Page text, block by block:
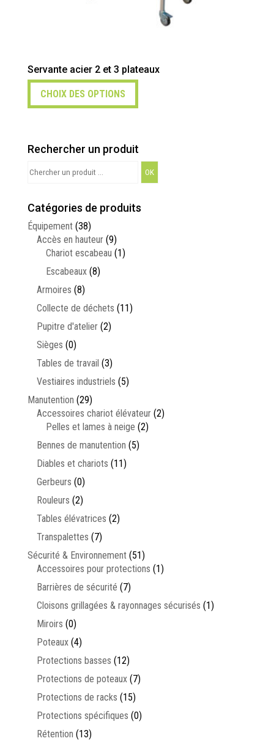
Servante acier 2 et 3 plateaux
CHOIX DES OPTIONS
Rechercher un produit
Search
Catégories de produits
Équipement (38)
Accès en hauteur (9)
Chariot escabeau (1)
Escabeaux (8)
Armoires (8)
Collecte de déchets (11)
Pupitre d'atelier (2)
Sièges (0)
Tables de travail (3)
Vestiaires industriels (5)
Manutention (29)
Accessoires chariot élévateur (2)
Pelles et lames à neige (2)
Bennes de manutention (5)
Diables et chariots (11)
Gerbeurs (0)
Rouleurs (2)
Tables élévatrices (2)
Transpalettes (7)
Sécurité & Environnement (51)
Accessoires pour protections (1)
Barrières de sécurité (7)
Cloisons grillagées & rayonnages sécurisés (1)
Miroirs (0)
Poteaux (4)
Protections basses (12)
Protections de poteaux (7)
Protections de racks (15)
Protections spécifiques (0)
Rétention (13)